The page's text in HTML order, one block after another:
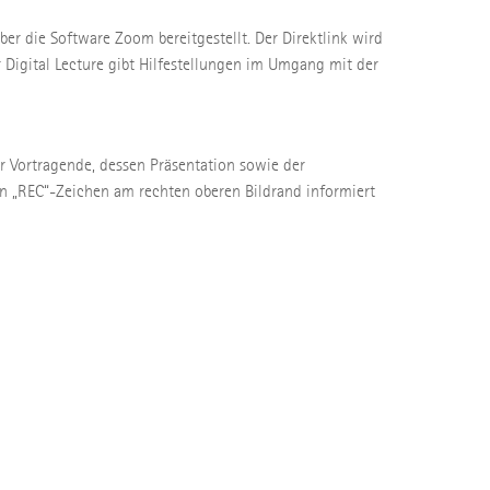
die Software Zoom bereitgestellt. Der Direktlink wird
Lecture gibt Hilfestellungen im Umgang mit der
dessen Präsentation sowie der
Zeichen am rechten oberen Bildrand informiert